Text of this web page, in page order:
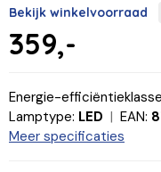
Bekijk winkelvoorraad
359,-
Energie-
Lamptype: LED EAN:
Meer specificaties